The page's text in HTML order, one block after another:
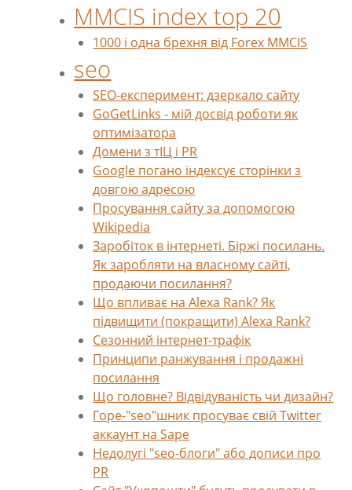
MMCIS index top 20
1000 і одна брехня від Forex MMCIS
seo
SEO-експеримент: дзеркало сайту
GoGetLinks - мій досвід роботи як
оптимізатора
Домени з тІЦ і PR
Google погано індексує сторінки з
довгою адресою
Просування сайту за допомогою
Wikipedia
Заробіток в інтернеті. Біржі посилань.
Як заробляти на власному сайті,
продаючи посилання?
Що впливає на Alexa Rank? Як
підвищити (покращити) Alexa Rank?
Сезонний інтернет-трафік
Принципи ранжування і продажні
посилання
Що головне? Відвідуваність чи дизайн?
Горе-"seo"шник просуває свій Twitter
аккаунт на Sape
Недолугі "seo-блоги" або дописи про
PR